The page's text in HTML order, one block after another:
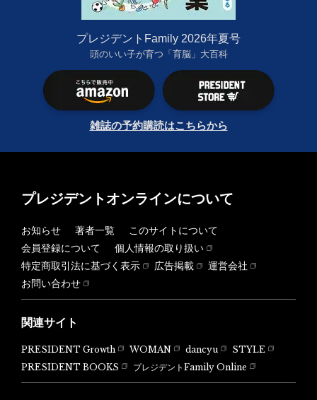
プレジデントFamily 2026年夏号
頭のいい子が育つ「育脳」大百科
雑誌の予約購読はこちらから
プレジデントオンラインについて
お知らせ 著者一覧
このサイトについて
会員登録について
個人情報の取り扱い
特定商取引法に基づく表示
広告掲載
運営会社
お問い合わせ
関連サイト
PRESIDENT Growth WOMAN dancyu
STYLE
PRESIDENT BOOKS
プレジデントFamily Online